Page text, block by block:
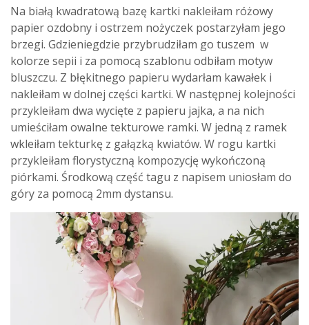
Na białą kwadratową bazę kartki nakleiłam różowy
papier ozdobny i ostrzem nożyczek postarzyłam jego
brzegi. Gdzieniegdzie przybrudziłam go tuszem w
kolorze sepii i za pomocą szablonu odbiłam motyw
bluszczu. Z błękitnego papieru wydarłam kawałek i
nakleiłam w dolnej części kartki. W następnej kolejności
przykleiłam dwa wycięte z papieru jajka, a na nich
umieściłam owalne tekturowe ramki. W jedną z ramek
wkleiłam tekturkę z gałązką kwiatów. W rogu kartki
przykleiłam florystyczną kompozycję wykończoną
piórkami. Środkową część tagu z napisem uniosłam do
góry za pomocą 2mm dystansu.